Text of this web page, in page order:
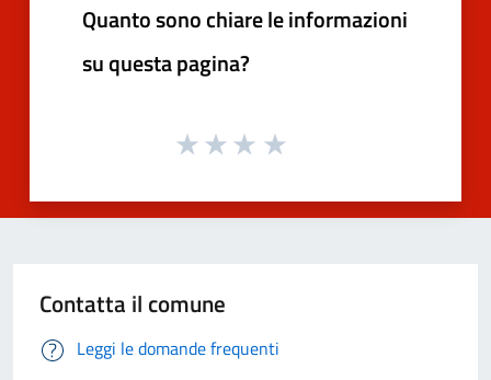
Quanto sono chiare le informazioni
su questa pagina?
Contatta il comune
Leggi le domande frequenti